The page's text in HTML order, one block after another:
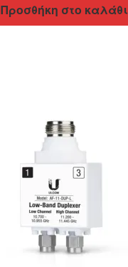
Προσθήκη στο καλάθι